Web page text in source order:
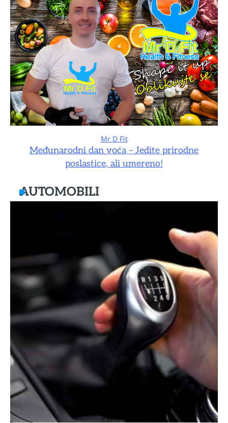
Mr D Fit
Međunarodni dan voća – Jedite prirodne
poslastice, ali umereno!
AUTOMOBILI